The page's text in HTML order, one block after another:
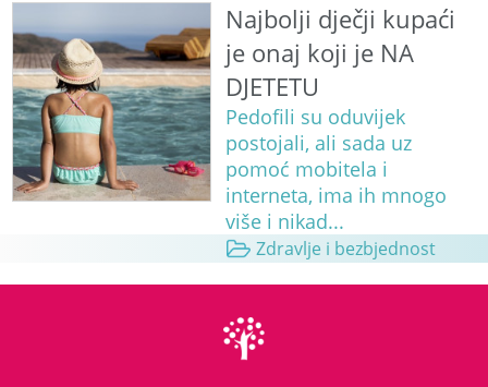
Najbolji dječji kupaći
je onaj koji je NA
DJETETU
Pedofili su oduvijek
postojali, ali sada uz
pomoć mobitela i
interneta, ima ih mnogo
više i nikad...
Zdravlje i bezbjednost